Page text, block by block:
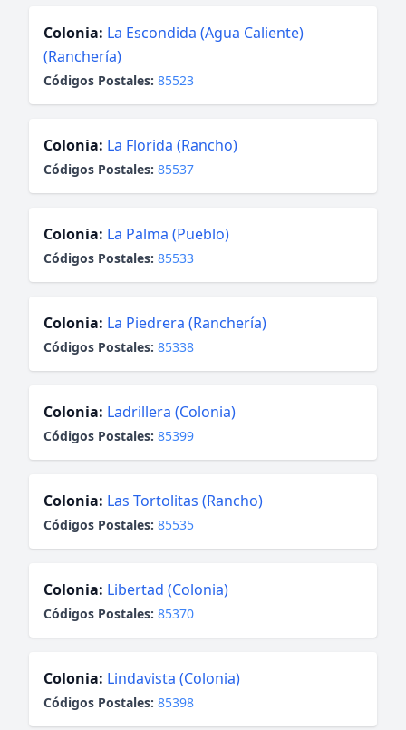
Colonia: La Escondida (Agua Caliente)
(Ranchería)
Códigos Postales: 85523
Colonia: La Florida (Rancho)
Códigos Postales: 85537
Colonia: La Palma (Pueblo)
Códigos Postales: 85533
Colonia: La Piedrera (Ranchería)
Códigos Postales: 85338
Colonia: Ladrillera (Colonia)
Códigos Postales: 85399
Colonia: Las Tortolitas (Rancho)
Códigos Postales: 85535
Colonia: Libertad (Colonia)
Códigos Postales: 85370
Colonia: Lindavista (Colonia)
Códigos Postales: 85398